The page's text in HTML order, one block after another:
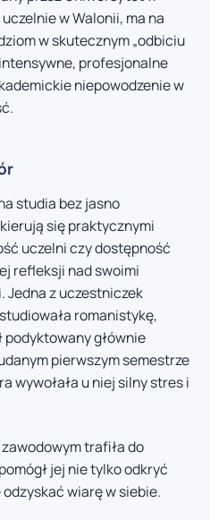
w Walonii, ma na
w skutecznym „odbiciu
profesjonalne
niepowodzenie w
studia bez jasno
się praktycznymi
uczelni czy dostępność
refleksji nad swoimi
Jedna z uczestniczek
romanistykę,
podyktowany głównie
pierwszym semestrze
wywołała u niej silny stres i
trafiła do
jej nie tylko odkryć
wiarę w siebie.